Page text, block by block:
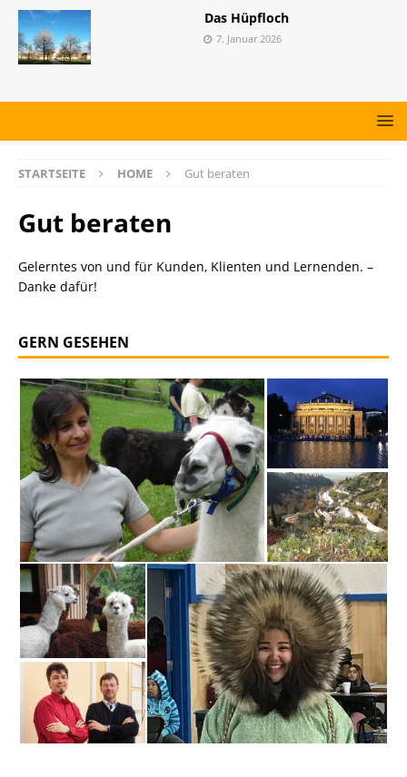
Das Hüpfloch
7. Januar 2026
STARTSEITE HOME Gut beraten
Gut beraten
Gelerntes von und für Kunden, Klienten und Lernenden. –
Danke dafür!
GERN GESEHEN